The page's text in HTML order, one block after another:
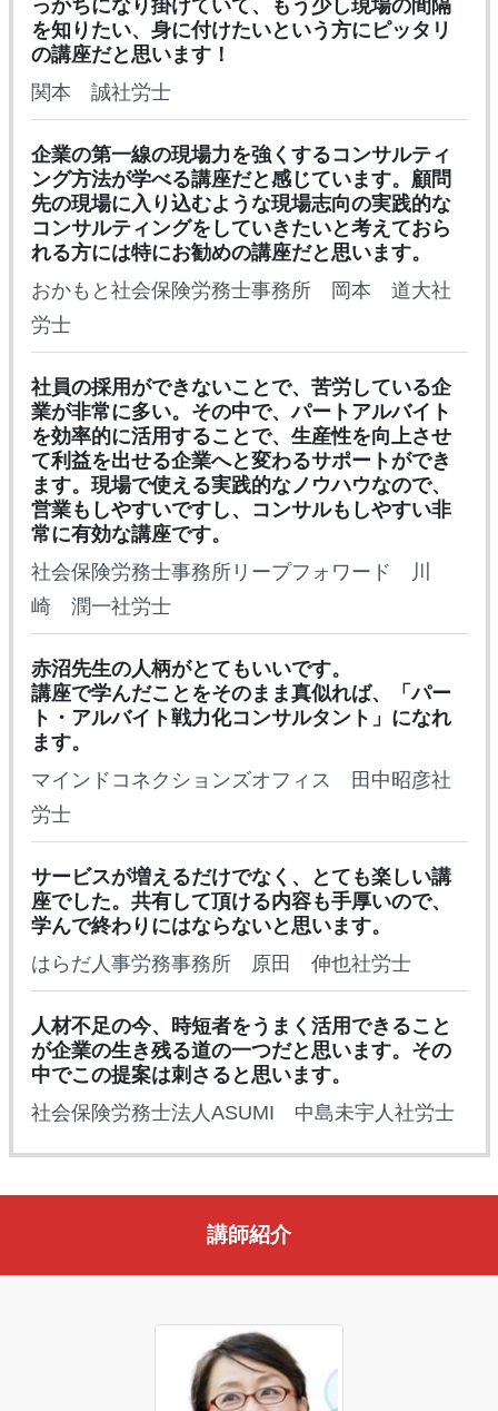
っかちになり掛けていて、もう少し現場の間隔
を知りたい、身に付けたいという方にピッタリ
の講座だと思います！
関本 誠社労士
企業の第一線の現場力を強くするコンサルティ
ング方法が学べる講座だと感じています。顧問
先の現場に入り込むような現場志向の実践的な
コンサルティングをしていきたいと考えておら
れる方には特にお勧めの講座だと思います。
おかもと社会保険労務士事務所 岡本 道大社
労士
社員の採用ができないことで、苦労している企
業が非常に多い。その中で、パートアルバイト
を効率的に活用することで、生産性を向上させ
て利益を出せる企業へと変わるサポートができ
ます。現場で使える実践的なノウハウなので、
営業もしやすいですし、コンサルもしやすい非
常に有効な講座です。
社会保険労務士事務所リープフォワード 川
崎 潤一社労士
赤沼先生の人柄がとてもいいです。
講座で学んだことをそのまま真似れば、「パー
ト・アルバイト戦力化コンサルタント」になれ
ます。
マインドコネクションズオフィス 田中昭彦社
労士
サービスが増えるだけでなく、とても楽しい講
座でした。共有して頂ける内容も手厚いので、
学んで終わりにはならないと思います。
はらだ人事労務事務所 原田 伸也社労士
人材不足の今、時短者をうまく活用できること
が企業の生き残る道の一つだと思います。その
中でこの提案は刺さると思います。
社会保険労務士法人ASUMI 中島未宇人社労士
講師紹介